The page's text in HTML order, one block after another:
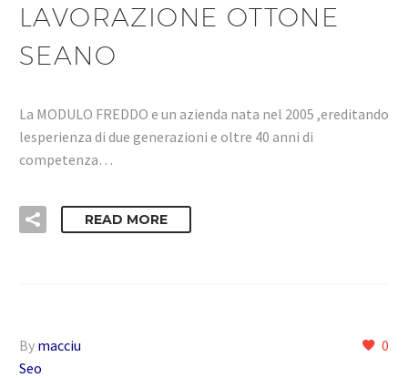
LAVORAZIONE OTTONE
SEANO
La MODULO FREDDO e un azienda nata nel 2005 ,ereditando
lesperienza di due generazioni e oltre 40 anni di
competenza…
READ MORE
0
By macciu
Seo